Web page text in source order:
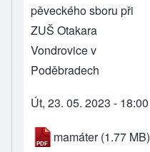
pěveckého sboru při
ZUŠ Otakara
Vondrovice v
Poděbradech
Út, 23. 05. 2023 - 18:00
mamáter (1.77 MB)